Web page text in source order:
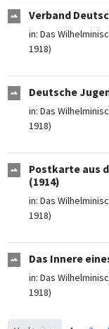
Verband
in: Das
1918)
Deutsche
in: Das
1918)
Postkarte aus
(1914)
in: Das
1918)
Das Innere
in: Das
1918)